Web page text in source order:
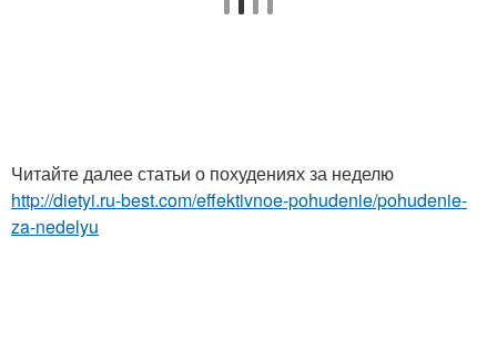
Читайте далее статьи о похудениях за неделю
http://dietyi.ru-best.com/effektivnoe-pohudenie/pohudenie-
za-nedelyu